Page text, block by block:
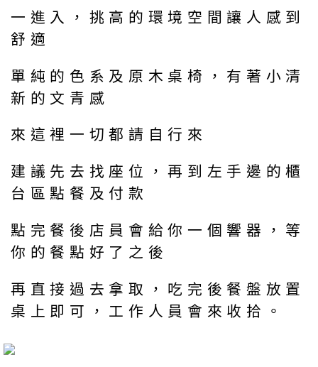
一進入，挑高的環境空間讓人感到
舒適
單純的色系及原木桌椅，有著小清
新的文青感
來這裡一切都請自行來
建議先去找座位，再到左手邊的櫃
台區點餐及付款
點完餐後店員會給你一個響器，等
你的餐點好了之後
再直接過去拿取，吃完後餐盤放置
桌上即可，工作人員會來收拾。